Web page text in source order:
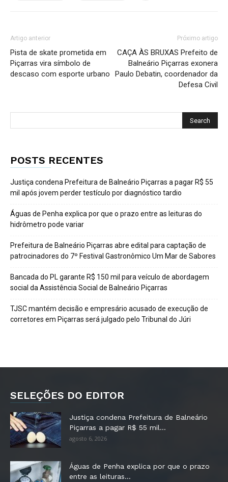
Artigo anterior
Pista de skate prometida em
Piçarras vira símbolo de
descaso com esporte urbano
Próximo artigo
CAÇA ÀS BRUXAS Prefeito de
Balneário Piçarras exonera
Paulo Debatin, coordenador da
Defesa Civil
POSTS RECENTES
Justiça condena Prefeitura de Balneário Piçarras a pagar R$ 55
mil após jovem perder testículo por diagnóstico tardio
Águas de Penha explica por que o prazo entre as leituras do
hidrômetro pode variar
Prefeitura de Balneário Piçarras abre edital para captação de
patrocinadores do 7º Festival Gastronômico Um Mar de Sabores
Bancada do PL garante R$ 150 mil para veículo de abordagem
social da Assistência Social de Balneário Piçarras
TJSC mantém decisão e empresário acusado de execução de
corretores em Piçarras será julgado pelo Tribunal do Júri
SELEÇÕES DO EDITOR
Justiça condena Prefeitura de Balneário
Piçarras a pagar R$ 55 mil...
agosto 6, 2026
Águas de Penha explica por que o prazo
entre as leituras...